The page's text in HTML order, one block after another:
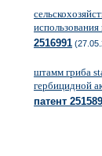
2516991
штамм гриба
гербицидной
патент